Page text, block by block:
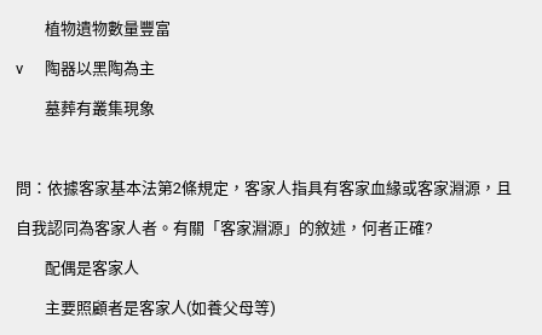
植物遺物數量豐富
v 陶器以黑陶為主
墓葬有叢集現象
問：依據客家基本法第2條規定，客家人指具有客家血緣或客家淵源，且
自我認同為客家人者。有關「客家淵源」的敘述，何者正確?
配偶是客家人
主要照顧者是客家人(如養父母等)